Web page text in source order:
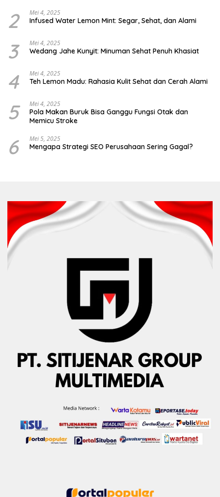
2 Mei 4, 2025
Infused Water Lemon Mint: Segar, Sehat, dan Alami
3 Mei 4, 2025
Wedang Jahe Kunyit: Minuman Sehat Penuh Khasiat
4 Mei 4, 2025
Teh Lemon Madu: Rahasia Kulit Sehat dan Cerah Alami
5 Mei 4, 2025
Pola Makan Buruk Bisa Ganggu Fungsi Otak dan
Memicu Stroke
6 Mei 5, 2025
Mengapa Strategi SEO Perusahaan Sering Gagal?